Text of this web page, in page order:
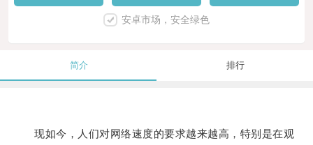
安卓市场，安全绿色
简介 排行
现如今，人们对网络速度的要求越来越高，特别是在观